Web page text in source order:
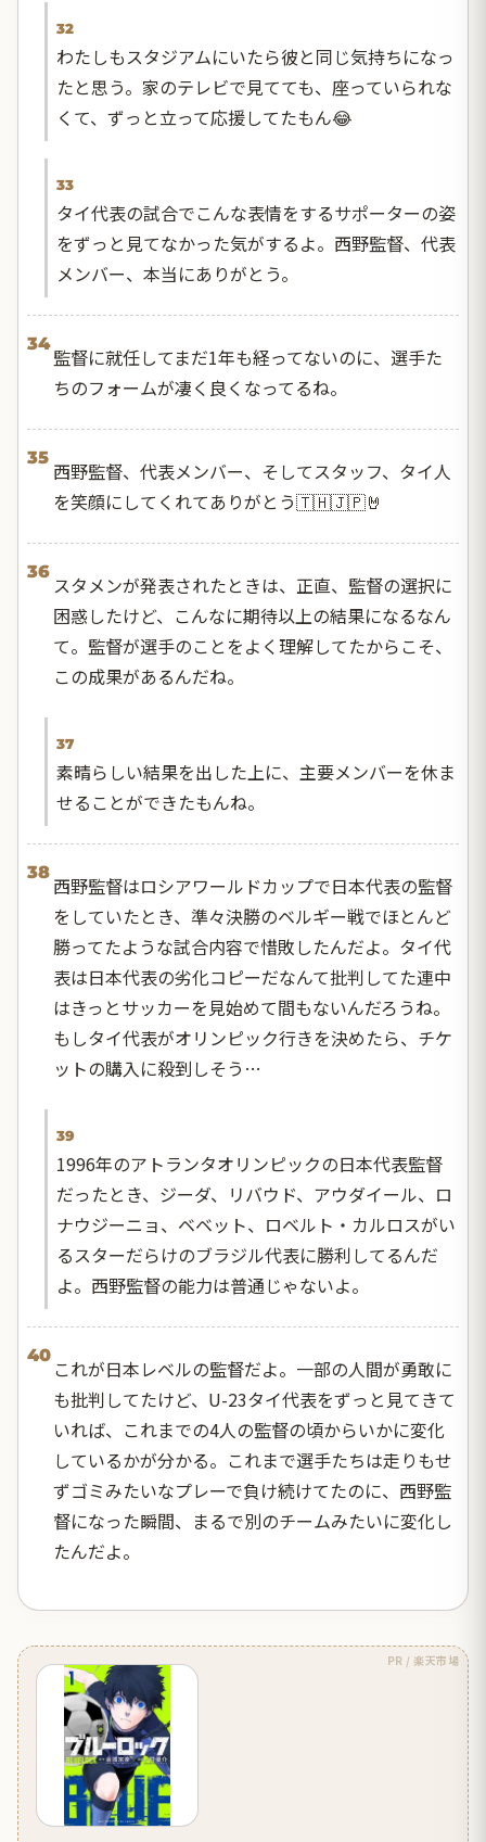
32
わたしもスタジアムにいたら彼と同じ気持ちになっ
たと思う。家のテレビで見てても、座っていられな
くて、ずっと立って応援してたもん😂
33
タイ代表の試合でこんな表情をするサポーターの姿
をずっと見てなかった気がするよ。西野監督、代表
メンバー、本当にありがとう。
34
監督に就任してまだ1年も経ってないのに、選手た
ちのフォームが凄く良くなってるね。
35
西野監督、代表メンバー、そしてスタッフ、タイ人
を笑顔にしてくれてありがとう🇹🇭🇯🇵🤘
36
スタメンが発表されたときは、正直、監督の選択に
困惑したけど、こんなに期待以上の結果になるなん
て。監督が選手のことをよく理解してたからこそ、
この成果があるんだね。
37
素晴らしい結果を出した上に、主要メンバーを休ま
せることができたもんね。
38
西野監督はロシアワールドカップで日本代表の監督
をしていたとき、準々決勝のベルギー戦でほとんど
勝ってたような試合内容で惜敗したんだよ。タイ代
表は日本代表の劣化コピーだなんて批判してた連中
はきっとサッカーを見始めて間もないんだろうね。
もしタイ代表がオリンピック行きを決めたら、チケ
ットの購入に殺到しそう…
39
1996年のアトランタオリンピックの日本代表監督
だったとき、ジーダ、リバウド、アウダイール、ロ
ナウジーニョ、ベベット、ロベルト・カルロスがい
るスターだらけのブラジル代表に勝利してるんだ
よ。西野監督の能力は普通じゃないよ。
40
これが日本レベルの監督だよ。一部の人間が勇敢に
も批判してたけど、U-23タイ代表をずっと見てきて
いれば、これまでの4人の監督の頃からいかに変化
しているかが分かる。これまで選手たちは走りもせ
ずゴミみたいなプレーで負け続けてたのに、西野監
督になった瞬間、まるで別のチームみたいに変化し
たんだよ。
PR / 楽天市場